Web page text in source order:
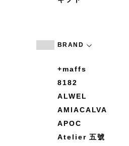
BRAND
+maffs
8182
ALWEL
AMIACALVA
APOC
Atelier 五號